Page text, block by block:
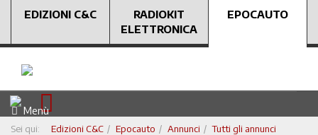
EDIZIONI C&C
RADIOKIT
ELETTRONICA
EPOCAUTO
Menù
Sei qui: Edizioni C&C Epocauto Annunci
Tutti gli annunci